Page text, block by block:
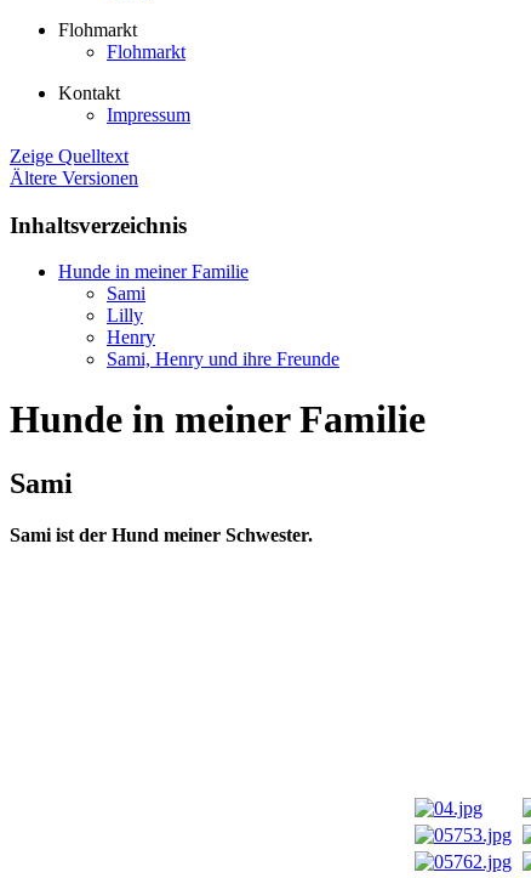
Flohmarkt
Flohmarkt
Kontakt
Impressum
Zeige Quelltext
Ältere Versionen
Inhaltsverzeichnis
Hunde in meiner Familie
Sami
Lilly
Henry
Sami, Henry und ihre Freunde
Hunde in meiner Familie
Sami
Sami ist der Hund meiner Schwester.